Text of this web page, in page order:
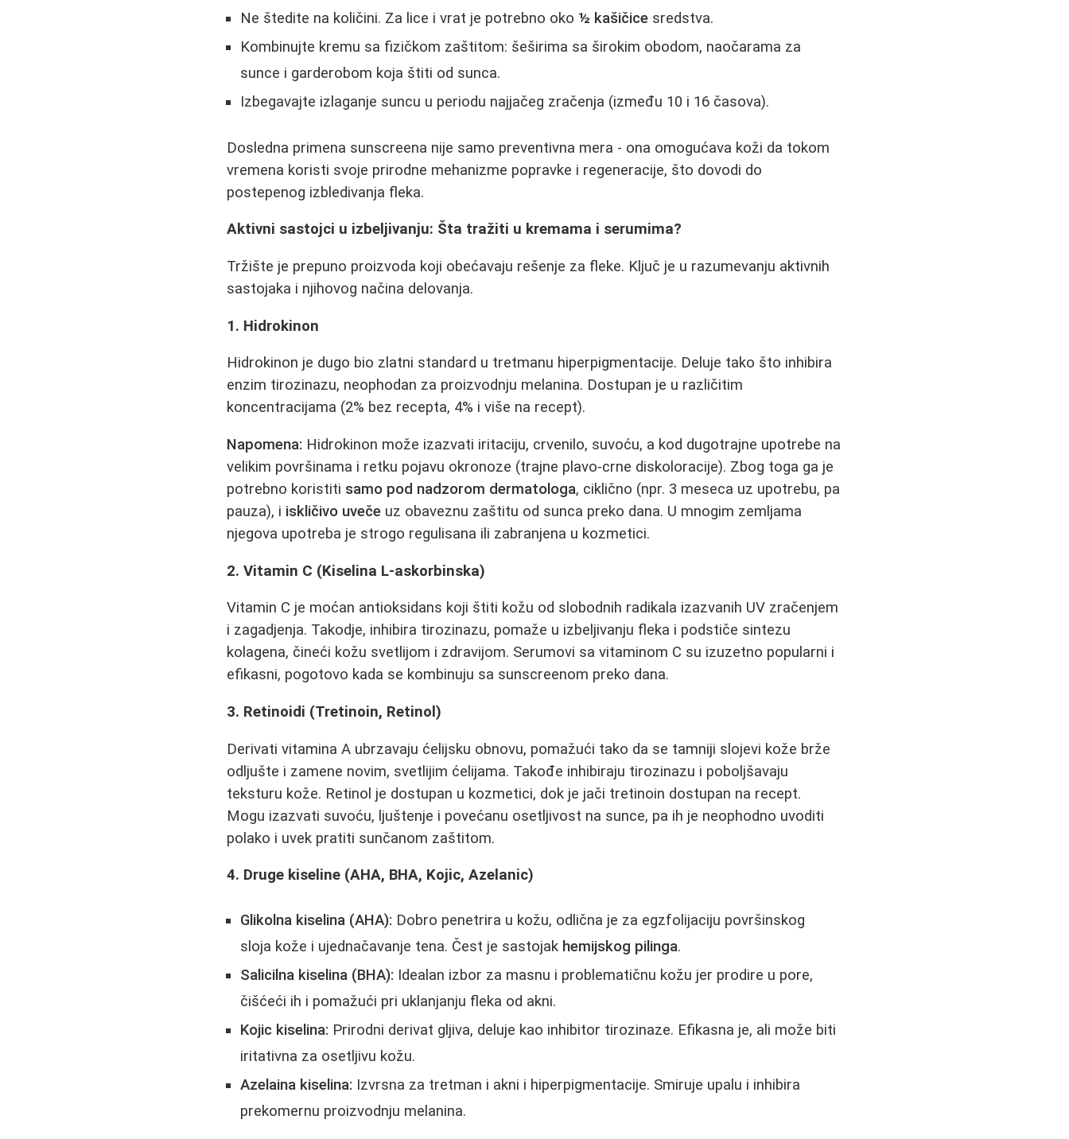
Ne štedite na količini. Za lice i vrat je potrebno oko ½ kašičice sredstva.
Kombinujte kremu sa fizičkom zaštitom: šeširima sa širokim obodom, naočarama za
sunce i garderobom koja štiti od sunca.
Izbegavajte izlaganje suncu u periodu najjačeg zračenja (između 10 i 16 časova).
Dosledna primena sunscreena nije samo preventivna mera - ona omogućava koži da tokom
vremena koristi svoje prirodne mehanizme popravke i regeneracije, što dovodi do
postepenog izbledivanja fleka.
Aktivni sastojci u izbeljivanju: Šta tražiti u kremama i serumima?
Tržište je prepuno proizvoda koji obećavaju rešenje za fleke. Ključ je u razumevanju aktivnih
sastojaka i njihovog načina delovanja.
1. Hidrokinon
Hidrokinon je dugo bio zlatni standard u tretmanu hiperpigmentacije. Deluje tako što inhibira
enzim tirozinazu, neophodan za proizvodnju melanina. Dostupan je u različitim
koncentracijama (2% bez recepta, 4% i više na recept).
Napomena: Hidrokinon može izazvati iritaciju, crvenilo, suvoću, a kod dugotrajne upotrebe na
velikim površinama i retku pojavu okronoze (trajne plavo-crne diskoloracije). Zbog toga ga je
potrebno koristiti samo pod nadzorom dermatologa, ciklično (npr. 3 meseca uz upotrebu, pa
pauza), i iskličivo uveče uz obaveznu zaštitu od sunca preko dana. U mnogim zemljama
njegova upotreba je strogo regulisana ili zabranjena u kozmetici.
2. Vitamin C (Kiselina L-askorbinska)
Vitamin C je moćan antioksidans koji štiti kožu od slobodnih radikala izazvanih UV zračenjem
i zagadjenja. Takodje, inhibira tirozinazu, pomaže u izbeljivanju fleka i podstiče sintezu
kolagena, čineći kožu svetlijom i zdravijom. Serumovi sa vitaminom C su izuzetno popularni i
efikasni, pogotovo kada se kombinuju sa sunscreenom preko dana.
3. Retinoidi (Tretinoin, Retinol)
Derivati vitamina A ubrzavaju ćelijsku obnovu, pomažući tako da se tamniji slojevi kože brže
odljušte i zamenе novim, svetlijim ćelijama. Takođe inhibiraju tirozinazu i poboljšavaju
teksturu kože. Retinol je dostupan u kozmetici, dok je jači tretinoin dostupan na recept.
Mogu izazvati suvoću, ljuštenje i povećanu osetljivost na sunce, pa ih je neophodno uvoditi
polako i uvek pratiti sunčanom zaštitom.
4. Druge kiseline (AHA, BHA, Kojic, Azelanic)
Glikolna kiselina (AHA): Dobro penetrira u kožu, odlična je za egzfolijaciju površinskog
sloja kože i ujednačavanje tena. Čest je sastojak hemijskog pilinga.
Salicilna kiselina (BHA): Idealan izbor za masnu i problematičnu kožu jer prodire u pore,
čišćeći ih i pomažući pri uklanjanju fleka od akni.
Kojic kiselina: Prirodni derivat gljiva, deluje kao inhibitor tirozinaze. Efikasna je, ali može biti
iritativna za osetljivu kožu.
Azelaina kiselina: Izvrsna za tretman i akni i hiperpigmentacije. Smiruje upalu i inhibira
prekomernu proizvodnju melanina.